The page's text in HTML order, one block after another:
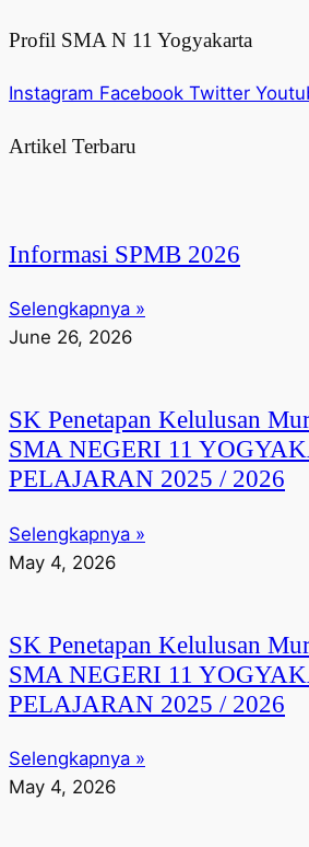
Profil SMA N 11 Yogyakarta
Instagram Facebook Twitter
Artikel Terbaru
Informasi SPMB 2026
Selengkapnya »
June 26, 2026
SK Penetapan Kelulusan
SMA NEGERI 11
PELAJARAN 2025 / 2026
Selengkapnya »
May 4, 2026
SK Penetapan Kelulusan
SMA NEGERI 11
PELAJARAN 2025 / 2026
Selengkapnya »
May 4, 2026